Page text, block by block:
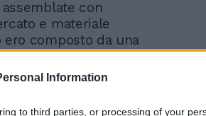
Information
to third parties, or processing of your
con
e materiale
composto da una
chimici di facile
San Diego
di vetro per
Gli attentati però